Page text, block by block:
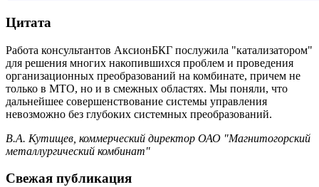
Цитата
Работа консультантов АксионБКГ послужила "катализатором"
для решения многих накопившихся проблем и проведения
организационных преобразований на комбинате, причем не
только в МТО, но и в смежных областях. Мы поняли, что
дальнейшее совершенствование системы управления
невозможно без глубоких системных преобразований.
В.А. Кутищев, коммерческий директор ОАО "Магнитогорский
металлургический комбинат"
Свежая публикация